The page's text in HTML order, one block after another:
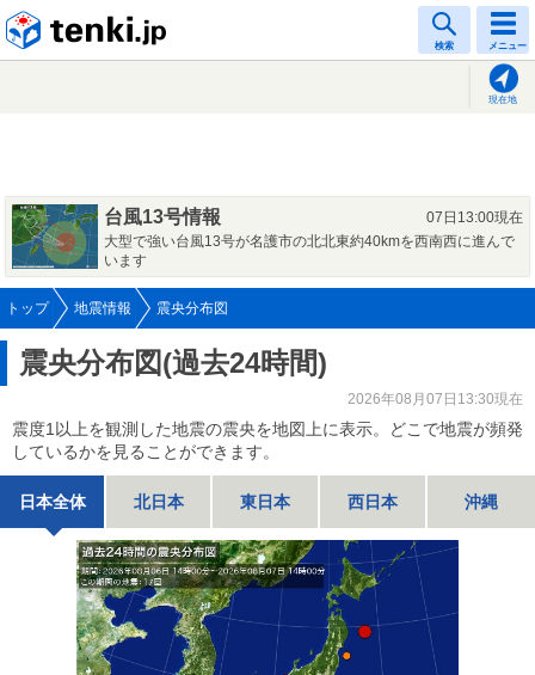
検索 メニュー
現在地
台風13号情報
07日13:00現在
大型で強い台風13号が名護市の北北東約40kmを西南西に進んで
います
トップ 地震情報 震央分布図
震央分布図(過去24時間)
2026年08月07日13:30現在
震度1以上を観測した地震の震央を地図上に表示。どこで地震が頻発
しているかを見ることができます。
日本全体 北日本 東日本 西日本 沖縄